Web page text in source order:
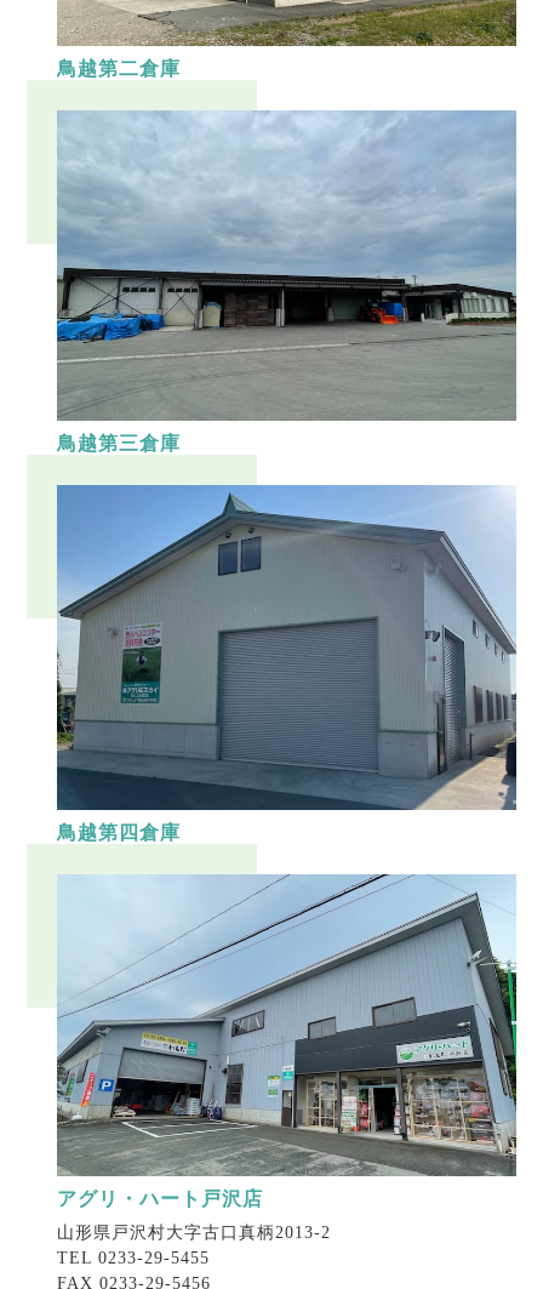
鳥越第二倉庫
鳥越第三倉庫
鳥越第四倉庫
アグリ・ハート戸沢店
山形県戸沢村大字古口真柄2013-2
TEL 0233-29-5455
FAX 0233-29-5456